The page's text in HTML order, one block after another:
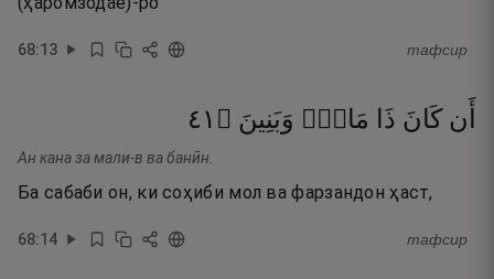
68:13 тафсир
أَن كَانَ ذَا مَالٍۢ وَبَنِينَ ۝ ١٤
Ан кана за мали-в ва банӣн.
Ба сабаби он, ки соҳиби мол ва фарзандон ҳаст,
68:14 тафсир